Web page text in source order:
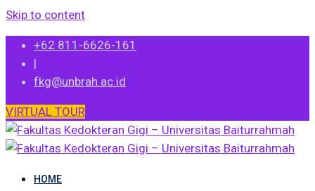
Skip to content
+62 811-6626-161
|
fkg@unbrah.ac.id
VIRTUAL TOUR
HOME